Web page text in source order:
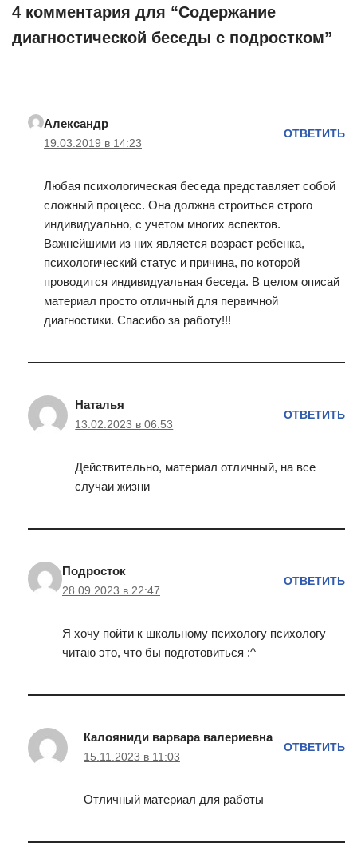
4 комментария для “Содержание
диагностической беседы с подростком”
Александр
19.03.2019 в 14:23
ОТВЕТИТЬ
Любая психологическая беседа представляет собой
сложный процесс. Она должна строиться строго
индивидуально, с учетом многих аспектов.
Важнейшими из них является возраст ребенка,
психологический статус и причина, по которой
проводится индивидуальная беседа. В целом описай
материал просто отличный для первичной
диагностики. Спасибо за работу!!!
Наталья
13.02.2023 в 06:53
ОТВЕТИТЬ
Действительно, материал отличный, на все
случаи жизни
Подросток
28.09.2023 в 22:47
ОТВЕТИТЬ
Я хочу пойти к школьному психологу психологу
читаю это, что бы подготовиться :^
Калояниди варвара валериевна
15.11.2023 в 11:03
ОТВЕТИТЬ
Отличный материал для работы